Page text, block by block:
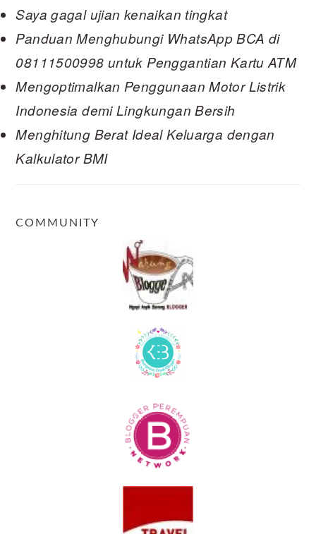
Saya gagal ujian kenaikan tingkat
Panduan Menghubungi WhatsApp BCA di
08111500998 untuk Penggantian Kartu ATM
Mengoptimalkan Penggunaan Motor Listrik
Indonesia demi Lingkungan Bersih
Menghitung Berat Ideal Keluarga dengan
Kalkulator BMI
COMMUNITY